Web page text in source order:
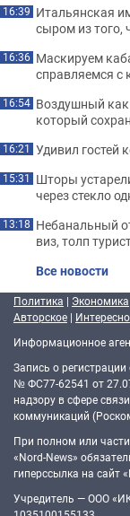
16:39 Итальянская
сыром из того,
16:36 Маскируем
справляемся
16:54 Воздушный
который
16:21 Удивил гостей
15:31 Шторы
через стекло
13:18 Небанальный
виз, толп
Все новости
Политика | Экономика
Авторское |
Информационное
Запись о
№ ФС77-62541 от
надзору в сфере
коммуникаций
При полном или
«Nord-News»
гиперссылка на сайт
Учредитель — ООО